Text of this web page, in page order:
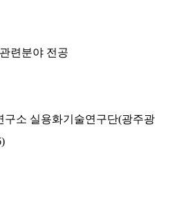
련분야 전공
구소 실용화기술연구단(광주광